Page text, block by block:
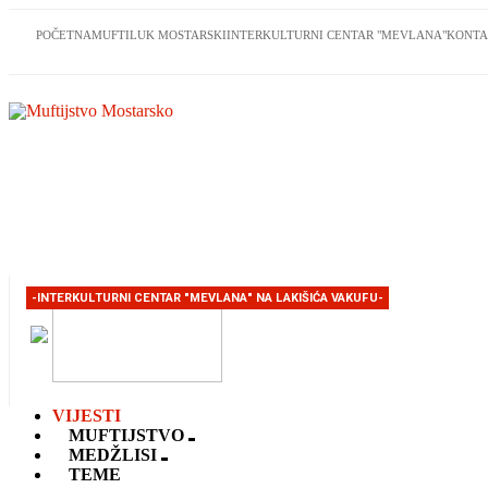
POČETNAMUFTILUK MOSTARSKIINTERKULTURNI CENTAR "MEVLANA"
-INTERKULTURNI CENTAR "MEVLANA" NA LAKIŠIĆA VAKUFU-
VIJESTI
MUFTIJSTVO
MEDŽLISI
TEME